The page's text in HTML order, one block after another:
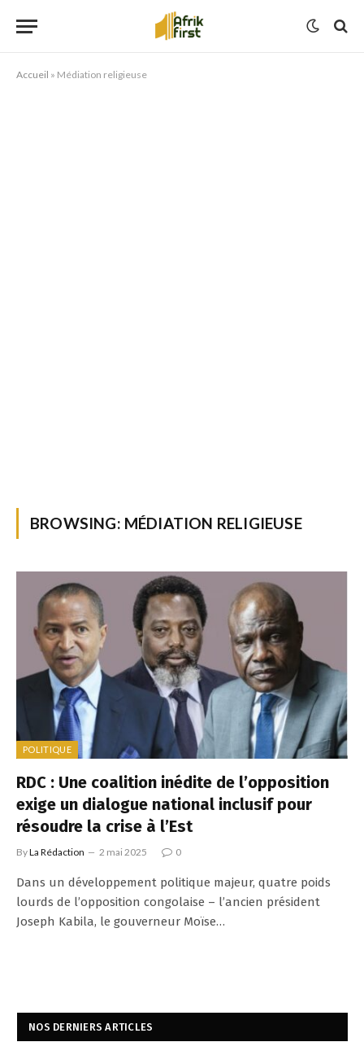
Accueil » Médiation religieuse
BROWSING: MÉDIATION RELIGIEUSE
POLITIQUE
RDC : Une coalition inédite de l’opposition
exige un dialogue national inclusif pour
résoudre la crise à l’Est
ByLa Rédaction 2 mai 2025 0
Dans un développement politique majeur, quatre poids
lourds de l’opposition congolaise – l’ancien président
Joseph Kabila, le gouverneur Moïse…
NOS DERNIERS ARTICLES